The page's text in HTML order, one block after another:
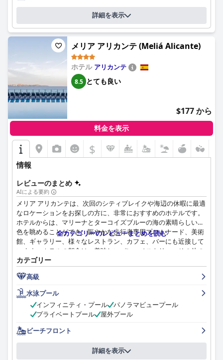
詳細を表示
メリア アリカンテ (Meliá Alicante)
ホテル アリカンテ
8.5 とても良い
$177 から
料金を表示
$
情報
レビューのまとめ
AIによる要約
メリア アリカンテは、次回のシティブレイクや海辺の休暇に最適
なロケーションをお探しの方に、非常におすすめのホテルです。
ホテルからは、マリーナとターコイズブルーの海の素晴らしい景
色を眺めることができ、賑やかな歩行者専用プロムナード、美術
館、ギャラリー、様々なレストラン、カフェ、バーにも近接して
います。ホテルの朝食は、美味しいパン、ペストリー、その他の
お気に入りの朝食メニューなど、豊富な種類と質の高さで、宿泊
客から絶賛されています。客室は美しく改装されており、広々と
したレイアウトと快適なベッドが備わっています。バルコニーか
らは、海、ビーチ、サンタ・バルバラ城の素晴らしい景色を眺め
ることができます。ホテルは非の打ちどころがないほど清潔で、
スタッフはフレンドリーで親切、滞在中を通して素晴らしいサー
ビスを提供しています。ホテルのプールエリアは美しく、ビーチ
の輝くターコイズブルーの海までわずか数歩です。お車でお越し
の方のために、ホテルには敷地内駐車場も用意されています。全
体として、メリア アリカンテは、魔法のような海辺の休暇や、手
軽なシティエスケープをお探しの方に最適な選択肢です。
全カテゴリーのレビューまとめを読む
カテゴリー
高級
水泳プール
インフィニティ・プール
パノラマビュープール
プライベートプール
屋外プール
ビーチフロント
詳細を表示